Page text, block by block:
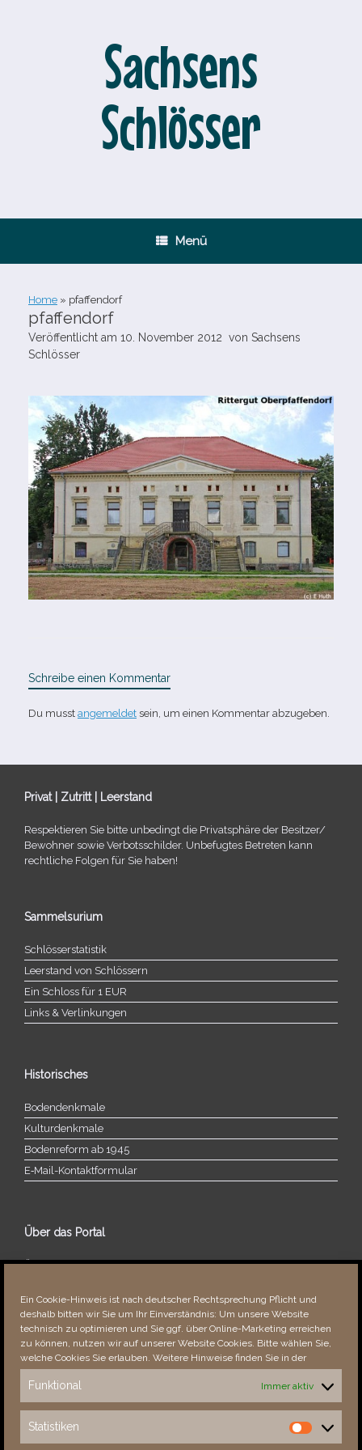
Ein Cookie-Hinweis ist nach deutscher Rechtsprechung Pflicht und
deshalb bitten wir Sie um Ihr Einverständnis: Um unsere Website
technisch zu optimieren und Sie ggf. über Online-Marketing erreichen
zu können, nutzen wir auf unserer Website Cookies. Bitte wählen Sie,
welche Cookies Sie erlauben. Weitere Hinweise finden Sie in der
Funktional Immer aktiv
Statistiken
Statistiken
Sachsens
Schlösser
Menü
Home » pfaffendorf
pfaffendorf
Veröffentlicht am 10. November 2012 von Sachsens
Schlösser
Schreibe einen Kommentar
Du musst angemeldet sein, um einen Kommentar abzugeben.
Privat | Zutritt | Leerstand
Respektieren Sie bitte unbe­dingt die Privatsphäre der Besitzer/​
Bewohner sowie Verbotsschilder. Unbefugtes Betreten kann
recht­li­che Folgen für Sie haben!
Sammelsurium
Schlösserstatistik
Leerstand von Schlössern
Ein Schloss für 1 EUR
Links & Verlinkungen
Historisches
Bodendenkmale
Kulturdenkmale
Bodenreform ab 1945
E‑Mail-​​Kontaktformular
Über das Portal
Über dieses Portal
Fehler bemerkt?
Besucher seit 08/​2021